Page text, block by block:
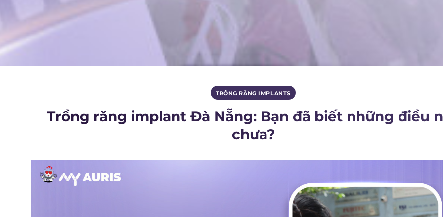
TRỒNG RĂNG IMPLANTS
Trồng răng implant Đà Nẵng: Bạn đã biết những điều
chưa?